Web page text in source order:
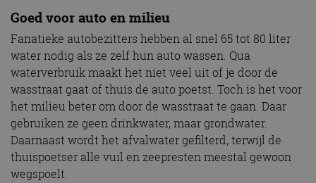
Goed voor auto en milieu
Fanatieke autobezitters hebben al snel 65 tot 80 liter
water nodig als ze zelf hun auto wassen. Qua
waterverbruik maakt het niet veel uit of je door de
wasstraat gaat of thuis de auto poetst. Toch is het voor
het milieu beter om door de wasstraat te gaan. Daar
gebruiken ze geen drinkwater, maar grondwater.
Daarnaast wordt het afvalwater gefilterd, terwijl de
thuispoetser alle vuil en zeepresten meestal gewoon
wegspoelt.